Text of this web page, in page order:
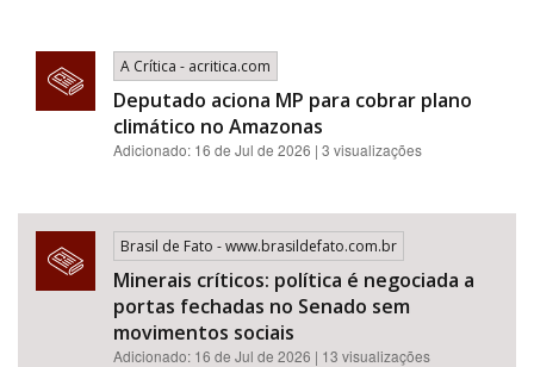
A Crítica - acritica.com
Deputado aciona MP para cobrar plano
climático no Amazonas
Adicionado: 16 de Jul de 2026 | 3 visualizações
Brasil de Fato - www.brasildefato.com.br
Minerais críticos: política é negociada a
portas fechadas no Senado sem
movimentos sociais
Adicionado: 16 de Jul de 2026 | 13 visualizações